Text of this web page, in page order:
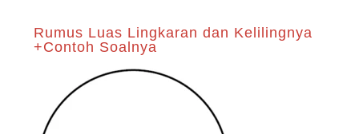
Rumus Luas Lingkaran dan Kelilingnya
+Contoh Soalnya